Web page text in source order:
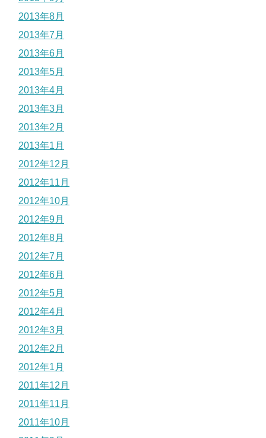
2013年8月
2013年7月
2013年6月
2013年5月
2013年4月
2013年3月
2013年2月
2013年1月
2012年12月
2012年11月
2012年10月
2012年9月
2012年8月
2012年7月
2012年6月
2012年5月
2012年4月
2012年3月
2012年2月
2012年1月
2011年12月
2011年11月
2011年10月